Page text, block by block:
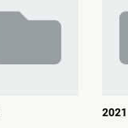
2021